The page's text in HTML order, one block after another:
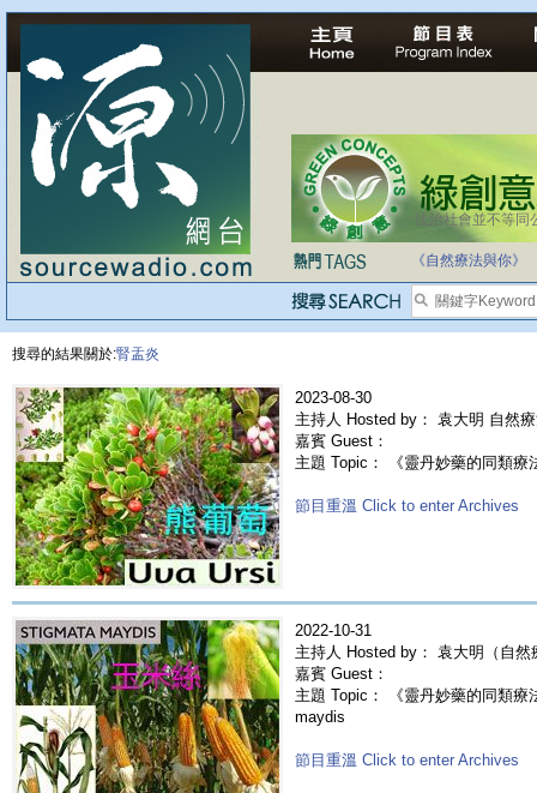
法治社會並不等同
自家教育合法化-
《自然療法與你》
搜尋的結果關於:腎盂炎
2023-08-30
主持人 Hosted by： 袁大明 自然
嘉賓 Guest：
主題 Topic： 《靈丹妙藥的同類
節目重溫 Click to enter Archives
2022-10-31
主持人 Hosted by： 袁大明（自然
嘉賓 Guest：
主題 Topic： 《靈丹妙藥的同類
maydis
節目重溫 Click to enter Archives